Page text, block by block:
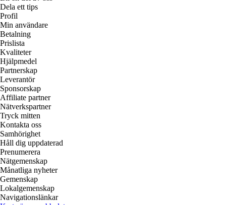
Dela ett tips
Profil
Min användare
Betalning
Prislista
Kvaliteter
Hjälpmedel
Partnerskap
Leverantör
Sponsorskap
Affiliate partner
Nätverkspartner
Tryck mitten
Kontakta oss
Samhörighet
Håll dig uppdaterad
Prenumerera
Nätgemenskap
Månatliga nyheter
Gemenskap
Lokalgemenskap
Navigationslänkar